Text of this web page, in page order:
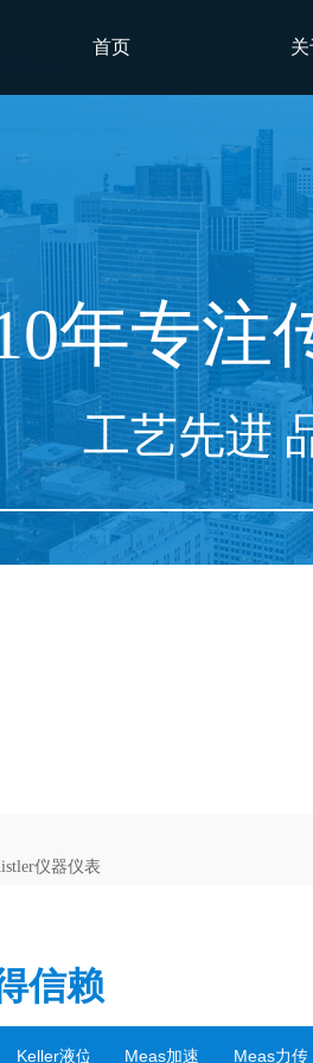
首页
年专注
工艺先进
仪器仪表
信赖
器&变送器
Keller液位变送器Meas加速度传感器Meas力传